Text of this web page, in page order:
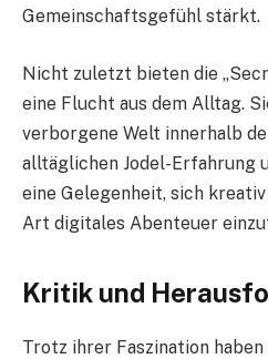
Gemeinschaftsgefühl stärkt.
Nicht zuletzt bieten die
eine Flucht aus dem Alltag.
verborgene Welt innerhalb
alltäglichen Jodel-Erfahrung
eine Gelegenheit, sich
Art digitales Abenteuer
Kritik und
Trotz ihrer Faszination